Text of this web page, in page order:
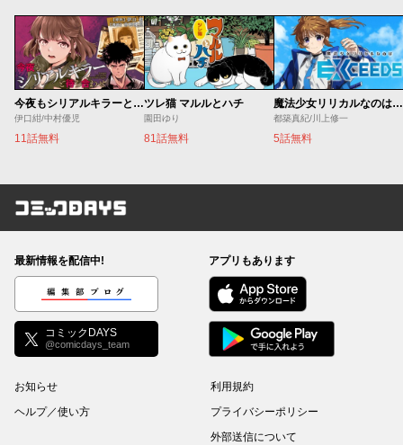
今夜もシリアルキラーと待ち合わせ
伊口紺/中村優児
11話無料
ツレ猫 マルルとハチ
園田ゆり
81話無料
魔法少女リリカルなのは EXCEEDS
都築真紀/川上修一
5話無料
コミックDAYS
最新情報を配信中!
編集部ブログ
コミックDAYS
@comicdays_team
アプリもあります
お知らせ
ヘルプ／使い方
利用規約
プライバシーポリシー
外部送信について